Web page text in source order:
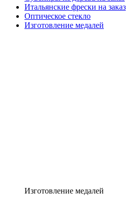
Итальянские фрески на заказ
Оптическое стекло
Изготовление медалей
Изготовление медалей